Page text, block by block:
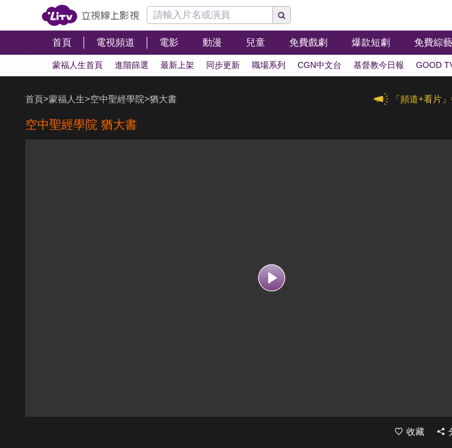
首頁 電視頻道 電影 動漫 兒童 免費戲劇 爆款短劇 免費綜藝
蒙福人生首頁 進階篩選 最新上架 同步更新 職場系列 CGN中文台 基督教今日報 GOOD
「頻道+看片
首頁>蒙福人生>空中聖經學院>猶大書
空中聖經學院 猶大書
收藏